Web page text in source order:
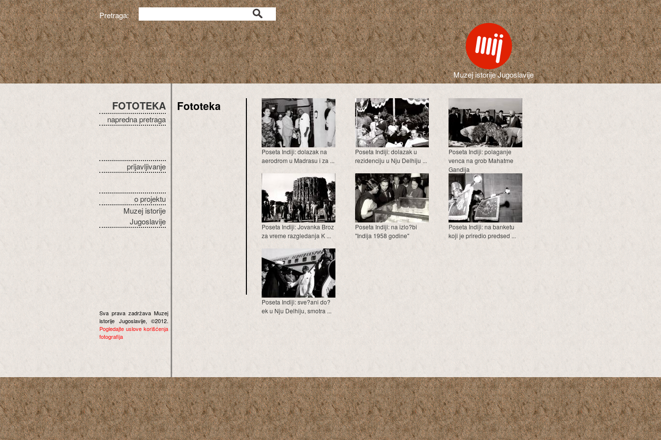
Pretraga:
Muzej istorije Jugoslavije
FOTOTEKA
napredna pretraga
prijavljivanje
o projektu
Muzej istorije
Jugoslavije
Sva prava zadržava Muzej
istorije Jugoslavije, ©2012.
Pogledajte uslove korišćenja
fotografija
Fototeka
Poseta Indiji: dolazak na
aerodrom u Madrasu i za ...
Poseta Indiji: dolazak u
rezidenciju u Nju Delhiju ...
Poseta Indiji: polaganje
venca na grob Mahatme
Gandija
Poseta Indiji: Jovanka Broz
za vreme razgledanja K ...
Poseta Indiji: na izlo?bi
"Indija 1958 godine"
Poseta Indiji: na banketu
koji je priredio predsed ...
Poseta Indiji: sve?ani do?
ek u Nju Delhiju, smotra ...